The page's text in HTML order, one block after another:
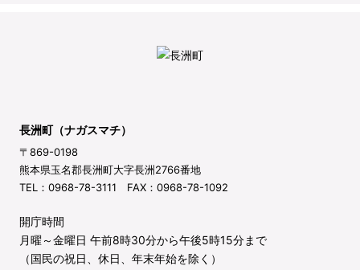
長洲町（ナガスマチ）
〒869-0198
熊本県玉名郡長洲町大字長洲2766番地
TEL：0968-78-3111 FAX：0968-78-1092
開庁時間
月曜～金曜日 午前8時30分から午後5時15分まで
（国民の祝日、休日、年末年始を除く）